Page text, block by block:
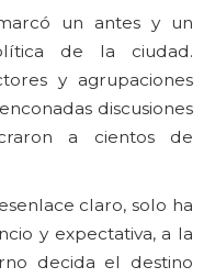
un antes y un
de la ciudad.
y agrupaciones
discusiones
a cientos de
claro, solo ha
y expectativa, a la
decida el destino